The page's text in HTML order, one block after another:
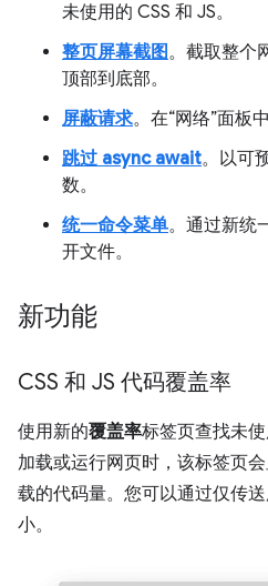
未使用的 CSS 和 JS。
整页屏幕截图。截取整个
顶部到底部。
屏蔽请求。在“网络”面板
跳过 async await。以可
数。
统一命令菜单。通过新统
开文件。
新功能
CSS 和 JS 代码覆盖率
使用新的覆盖率标签页查找未
加载或运行网页时，该标签页
载的代码量。您可以通过仅传
小。